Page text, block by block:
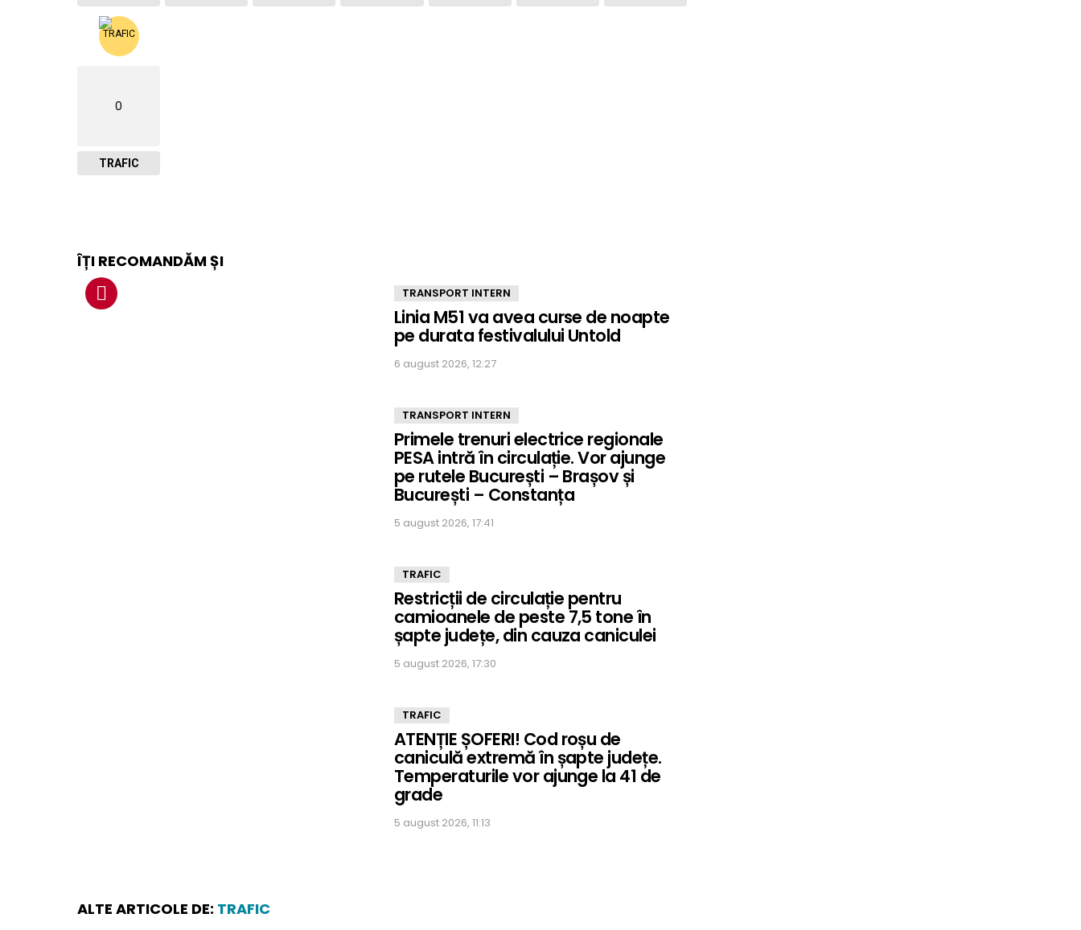
0
TRAFIC
ÎȚI RECOMANDĂM ȘI
TRANSPORT INTERN
Linia M51 va avea curse de noapte
pe durata festivalului Untold
6 august 2026, 12:27
TRANSPORT INTERN
Primele trenuri electrice regionale
PESA intră în circulație. Vor ajunge
pe rutele București – Brașov și
București – Constanța
5 august 2026, 17:41
TRAFIC
Restricții de circulație pentru
camioanele de peste 7,5 tone în
șapte județe, din cauza caniculei
5 august 2026, 17:30
TRAFIC
ATENȚIE ȘOFERI! Cod roșu de
caniculă extremă în șapte județe.
Temperaturile vor ajunge la 41 de
grade
5 august 2026, 11:13
ALTE ARTICOLE DE: TRAFIC